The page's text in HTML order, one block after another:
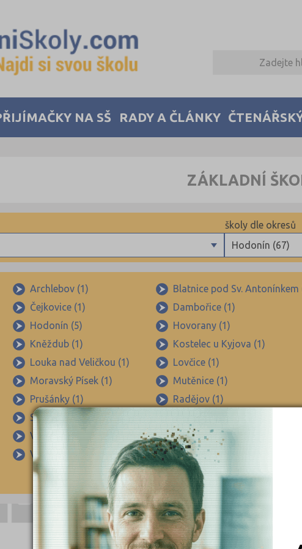
NA SŠ RADY A ČLÁNKY
ZÁKLADNÍ
Hodonín (67)
školy dle okresů
Beroun (48)
Blansko (54)
Brno-město (99)
Brno-venkov
Česká Lípa (48)
České
Český Krumlov
Děčín (54)
Domažlice (27)
Frýdek-Místek
Havlíčkův Brod
Archlebov (1) Blatnice pod Sv. Antonínkem
Čejkovice (1) Dambořice (1)
Hodonín (5) Hovorany (1)
Kněždub (1) Kostelec u Kyjova (1)
Louka nad Veličkou (1) Lovčice (1)
Moravský Písek (1) Mutěnice (1)
Prušánky (1) Radějov (1)
Strážnice (3) Strážovice (1)
Vacenovice (1) Velká nad Veličkou (2)
Vracov (1) Žarošice (2)